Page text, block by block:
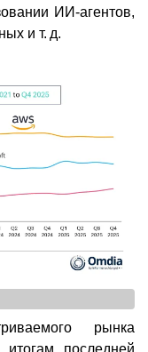
ИИ-агентов,
и т. д.
рынка
последней